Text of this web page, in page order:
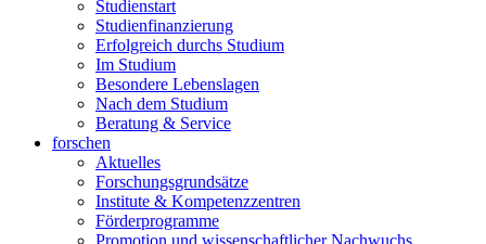
Studienstart
Studienfinanzierung
Erfolgreich durchs Studium
Im Studium
Besondere Lebenslagen
Nach dem Studium
Beratung & Service
forschen
Aktuelles
Forschungsgrundsätze
Institute & Kompetenzzentren
Förderprogramme
Promotion und wissenschaftlicher Nachwuchs